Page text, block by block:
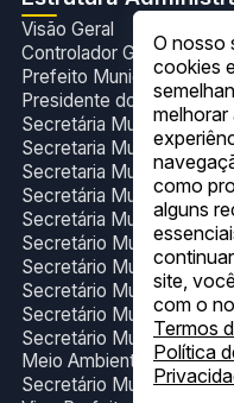
Visão Geral
Controlador Geral do
Prefeito Municipal
Presidente do Fundo de
Secretária Municipal de
Secretaria Municipal de
Secretaria Municipal de
Secretária Municipal de
Secretária Municipal de
Secretário Municipal de
Secretário Municipal de
Secretário Municipal de
Secretário Municipal de
Secretário Municipal de
Meio Ambiente
Secretário Municipal de
O nosso
cookies
melhorar
como
alguns
site,
com o
Termos
Política